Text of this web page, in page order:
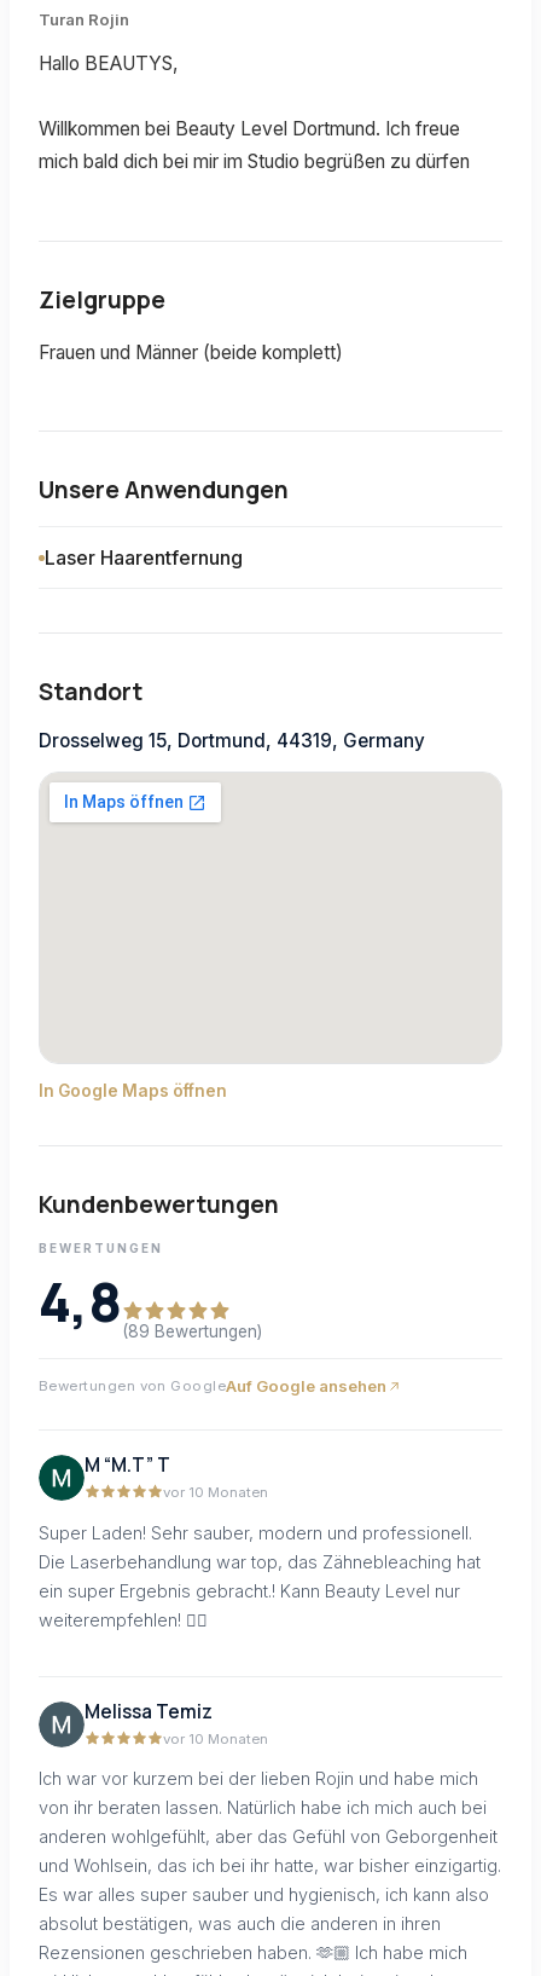
Turan Rojin
Hallo BEAUTYS,
Willkommen bei Beauty Level Dortmund. Ich freue
mich bald dich bei mir im Studio begrüßen zu dürfen
Zielgruppe
Frauen und Männer (beide komplett)
Unsere Anwendungen
Laser Haarentfernung
Standort
Drosselweg 15, Dortmund, 44319, Germany
In Google Maps öffnen
Kundenbewertungen
BEWERTUNGEN
4,8 (89 Bewertungen)
Bewertungen von GoogleAuf Google ansehen
M “M.T” T
vor 10 Monaten
Super Laden! Sehr sauber, modern und professionell.
Die Laserbehandlung war top, das Zähnebleaching hat
ein super Ergebnis gebracht.! Kann Beauty Level nur
weiterempfehlen! 👌🏼
Melissa Temiz
vor 10 Monaten
Ich war vor kurzem bei der lieben Rojin und habe mich
von ihr beraten lassen. Natürlich habe ich mich auch bei
anderen wohlgefühlt, aber das Gefühl von Geborgenheit
und Wohlsein, das ich bei ihr hatte, war bisher einzigartig.
Es war alles super sauber und hygienisch, ich kann also
absolut bestätigen, was auch die anderen in ihren
Rezensionen geschrieben haben. 🫶🏼 Ich habe mich